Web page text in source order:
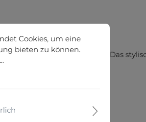
in jeden Kleiderschrank. Das
Cookies, um eine
bieten zu können.